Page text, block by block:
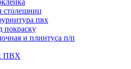
столешниц
пвх
покраску
и плинтуса п/п
ПВХ